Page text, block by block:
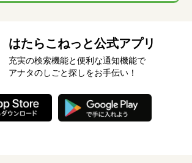
はたらこねっと公式アプリ
充実の検索機能と便利な通知機能で
アナタのしごと探しをお手伝い！